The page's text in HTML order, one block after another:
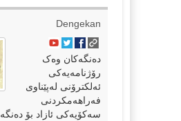
Dengekan
دەنگەکان وەک
رۆژنامەیەکی
ئەلکترۆنی لەپێناوی
فەراهەمکردنی
سەکۆیەکی ئازاد بۆ